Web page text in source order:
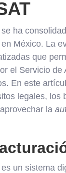
ha
México. La
que
el Servicio
En este
legales,
la
un sistema